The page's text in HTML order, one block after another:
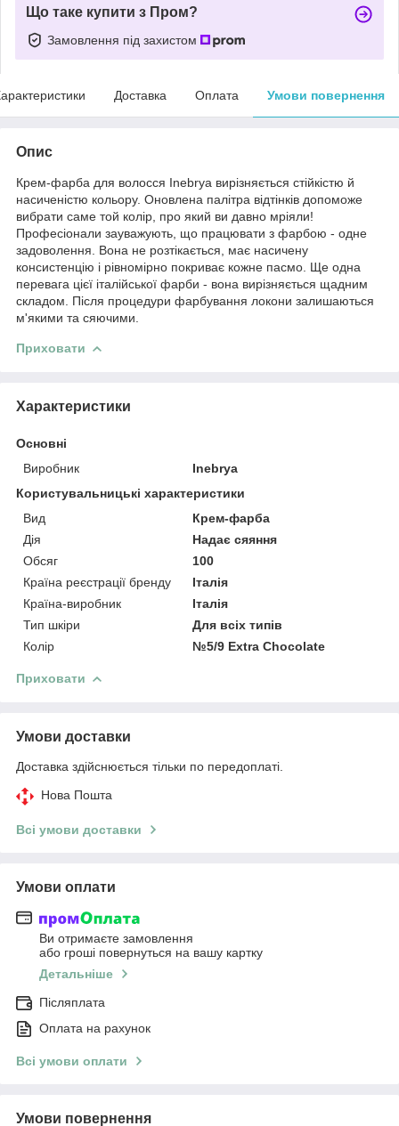
Що таке купити з Пром?
Замовлення під захистом
Доставка Оплата Умови повернення
Опис
Крем-фарба для волосся Inebrya вирізняється стійкістю й
насиченістю кольору. Оновлена палітра відтінків допоможе
вибрати саме той колір, про який ви давно мріяли!
Професіонали зауважують, що працювати з фарбою - одне
задоволення. Вона не розтікається, має насичену
консистенцію і рівномірно покриває кожне пасмо. Ще одна
перевага цієї італійської фарби - вона вирізняється щадним
складом. Після процедури фарбування локони залишаються
м'якими та сяючими.
Приховати
Характеристики
Основні
Виробник
Inebrya
Користувальницькі характеристики
Вид
Крем-фарба
Дія
Надає сяяння
Обсяг
100
Країна реєстрації бренду
Італія
Країна-виробник
Італія
Тип шкіри
Для всіх типів
Колір
№5/9 Extra Chocolate
Приховати
Умови доставки
Доставка здійснюється тільки по передоплаті.
Нова Пошта
Всі умови доставки
Умови оплати
Ви отримаєте замовлення
або гроші повернуться на вашу картку
Детальніше
Післяплата
Оплата на рахунок
Всі умови оплати
Умови повернення